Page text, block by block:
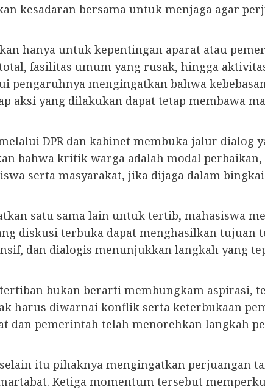
kesadaran bersama untuk menjaga agar
hanya untuk kepentingan aparat atau
fasilitas umum yang rusak, hingga
pengaruhnya mengingatkan bahwa
aksi yang dilakukan dapat tetap membawa
DPR dan kabinet membuka jalur dialog
bahwa kritik warga adalah modal perbaikan,
serta masyarakat, jika dijaga dalam
satu sama lain untuk tertib, mahasiswa
diskusi terbuka dapat menghasilkan tujuan
dan dialogis menunjukkan langkah yang
bukan berarti membungkam aspirasi,
harus diwarnai konflik serta keterbukaan
dan pemerintah telah menorehkan langkah
itu pihaknya mengingatkan perjuangan
Ketiga momentum tersebut